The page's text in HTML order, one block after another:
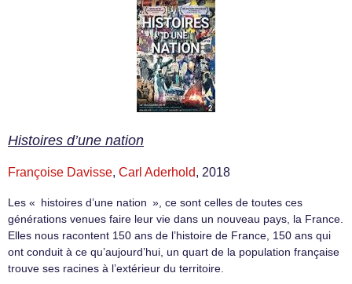
Histoires d’une nation
Françoise Davisse, Carl Aderhold, 2018
Les « histoires d’une nation », ce sont celles de toutes ces
générations venues faire leur vie dans un nouveau pays, la France.
Elles nous racontent 150 ans de l’histoire de France, 150 ans qui
ont conduit à ce qu’aujourd’hui, un quart de la population française
trouve ses racines à l’extérieur du territoire.